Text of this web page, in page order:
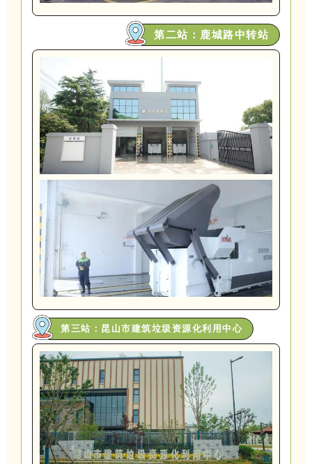
第二站：鹿城路中转站
第三站：昆山市建筑垃圾资源化利用中心